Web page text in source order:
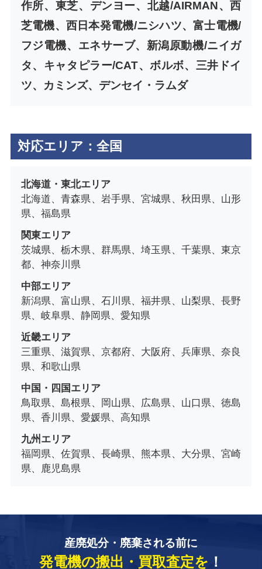
作所、東芝、デンヨー、北越/AIRMAN、西
芝電機、西日本発電機/ニシハツ、富士電機/
フジ電機、エネサーブ、新潟原動機/ニイガ
タ、キャタピラー/CAT、ボルボ、三井ドイ
ツ、カミンズ、デンセイ・ラムダ
対応エリア：全国
北海道・東北エリア
北海道、青森県、岩手県、宮城県、秋田県、山形
県、福島県
関東エリア
茨城県、栃木県、群馬県、埼玉県、千葉県、東京
都、神奈川県
中部エリア
新潟県、富山県、石川県、福井県、山梨県、長野
県、岐阜県、静岡県、愛知県
近畿エリア
三重県、滋賀県、京都府、大阪府、兵庫県、奈良
県、和歌山県
中国・四国エリア
鳥取県、島根県、岡山県、広島県、山口県、徳島
県、香川県、愛媛県、高知県
九州エリア
福岡県、佐賀県、長崎県、熊本県、大分県、宮崎
県、鹿児島県
産廃処分・廃棄される前に
発電機の搬出・買取査定を ！